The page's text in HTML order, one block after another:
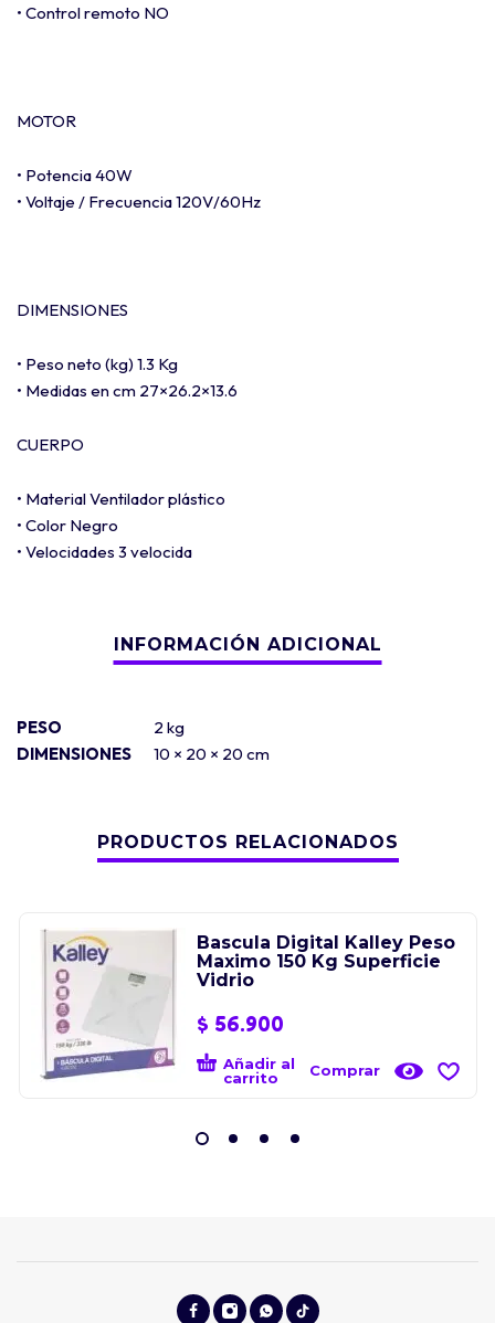
• Control remoto NO
MOTOR
• Potencia 40W
• Voltaje / Frecuencia 120V/60Hz
DIMENSIONES
• Peso neto (kg) 1.3 Kg
• Medidas en cm 27×26.2×13.6
CUERPO
• Material Ventilador plástico
• Color Negro
• Velocidades 3 velocida
PESO
2 kg
DIMENSIONES
10 × 20 × 20 cm
PRODUCTOS RELACIONADOS
Bascula Digital Kalley Peso
Maximo 150 Kg Superficie
Vidrio
$ 56.900
Añadir al
carrito
Comprar